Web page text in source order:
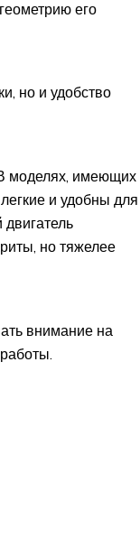
его
но и удобство
моделях, имеющих
и удобны для
но тяжелее
внимание на